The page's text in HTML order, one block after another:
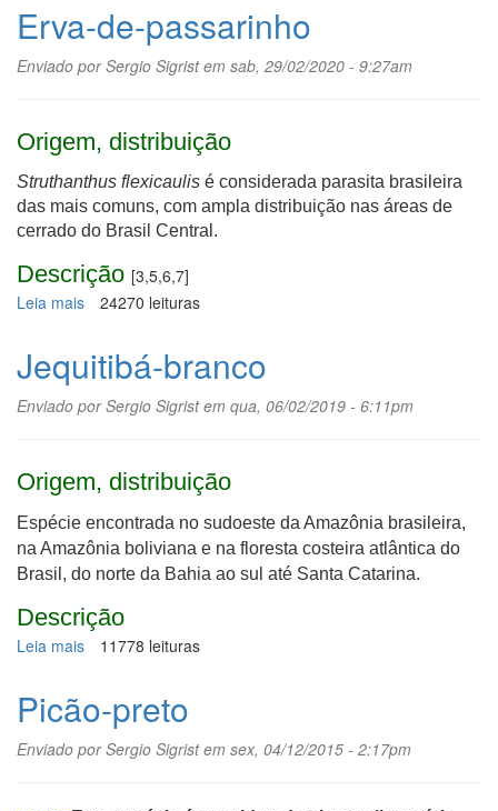
Erva-de-passarinho
Enviado porSergio Sigristem sab, 29/02/2020 - 9:27am
Origem, distribuição
Struthanthus flexicaulis é considerada parasita brasileira
das mais comuns, com ampla distribuição nas áreas de
cerrado do Brasil Central.
Descrição [3,5,6,7]
Leia mais sobre
passarinho
24270 leituras
Jequitibá-branco
Enviado porSergio Sigristem qua, 06/02/2019 - 6:11pm
Origem, distribuição
Espécie encontrada no sudoeste da Amazônia brasileira,
na Amazônia boliviana e na floresta costeira atlântica do
Brasil, do norte da Bahia ao sul até Santa Catarina.
Descrição
Leia mais sobre
11778 leituras
Picão-preto
Enviado porSergio Sigristem sex, 04/12/2015 - 2:17pm